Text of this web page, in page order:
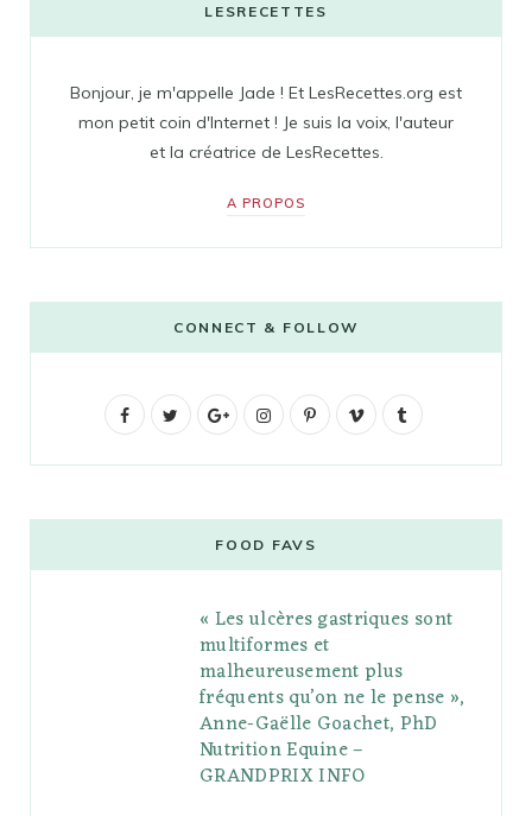
LESRECETTES
Bonjour, je m'appelle Jade ! Et LesRecettes.org est
mon petit coin d'Internet ! Je suis la voix, l'auteur
et la créatrice de LesRecettes.
A PROPOS
CONNECT & FOLLOW
F
b
t
G
g
l
e
P
l
s
I
t
a
g
r
a
m
P
e
r
e
s
V
o
l
r
FOOD FAVS
« Les ulcères gastriques sont
multiformes et
malheureusement plus
fréquents qu’on ne le pense »,
Anne-Gaëlle Goachet, PhD
Nutrition Equine –
GRANDPRIX INFO